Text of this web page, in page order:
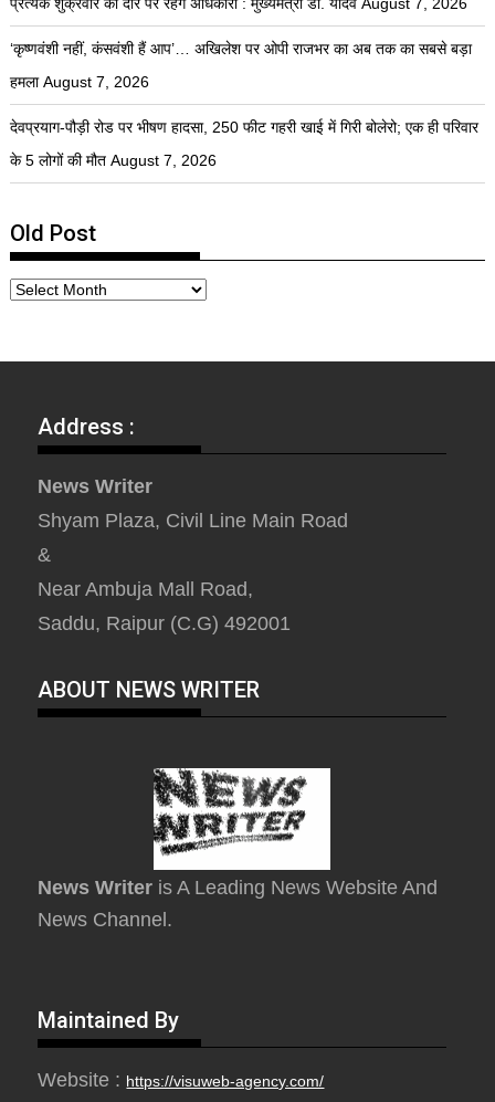
‘कृष्णवंशी नहीं, कंसवंशी हैं आप’… अखिलेश पर ओपी राजभर का अब तक का सबसे बड़ा
हमला August 7, 2026
देवप्रयाग-पौड़ी रोड पर भीषण हादसा, 250 फीट गहरी खाई में गिरी बोलेरो; एक ही परिवार
के 5 लोगों की मौत August 7, 2026
Old Post
Address :
News Writer
Shyam Plaza, Civil Line Main Road
&
Near Ambuja Mall Road,
Saddu, Raipur (C.G) 492001
ABOUT NEWS WRITER
News Writer is A Leading News Website And
News Channel.
Maintained By
Website : https://visuweb-agency.com/